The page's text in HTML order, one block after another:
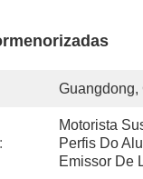
Guangdong,
Motorista
Perfis Do
Emissor De